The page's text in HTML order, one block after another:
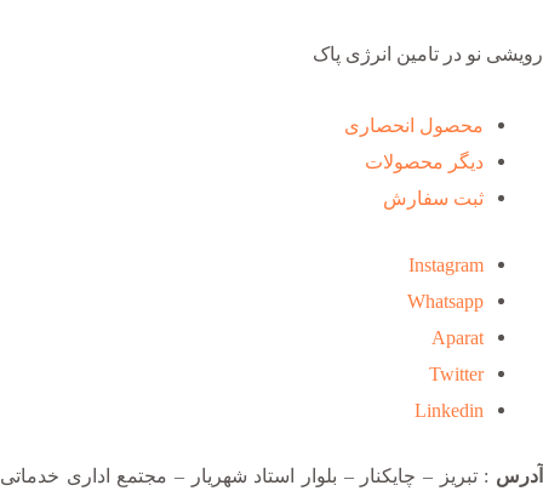
رویشی نو در تامین انرژی پاک
محصول انحصاری
دیگر محصولات
ثبت سفارش
Instagram
Whatsapp
Aparat
Twitter
Linkedin
آدرس : تبریز – چایکنار – بلوار استاد شهریار – مجتمع اداری خدماتی